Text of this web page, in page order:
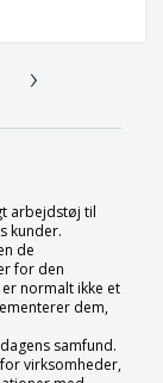
›
arbejdstøj til
kunder.
de
for den
normalt ikke et
dem,
samfund.
virksomheder,